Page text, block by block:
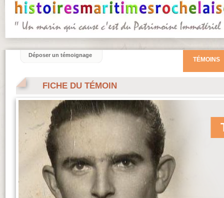
FICHE DU TÉMOIN
TÉMOINS
Déposer un témoignage